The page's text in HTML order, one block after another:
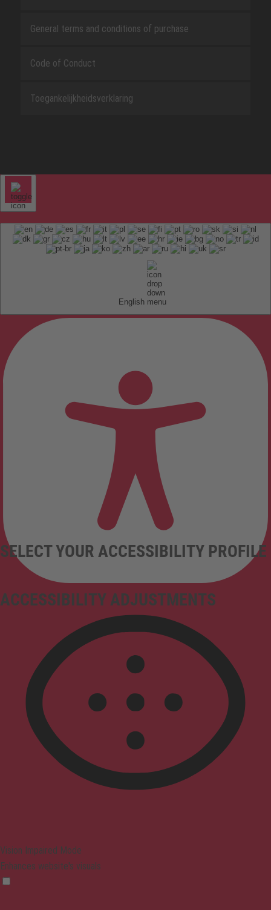
General terms and conditions of purchase
Code of Conduct
Toegankelijkheidsverklaring
English
ACCESSIBILITY ADJUSTMENTS
SELECT YOUR ACCESSIBILITY PROFILE
Vision Impaired Mode
Enhances website's visuals